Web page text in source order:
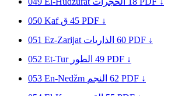
050 Kaf ق 45 PDF ↓
051 Ez-Zarijat الذاريات 60 PDF ↓
052 Et-Tur الطور 49 PDF ↓
053 En-Nedžm النجم 62 PDF ↓